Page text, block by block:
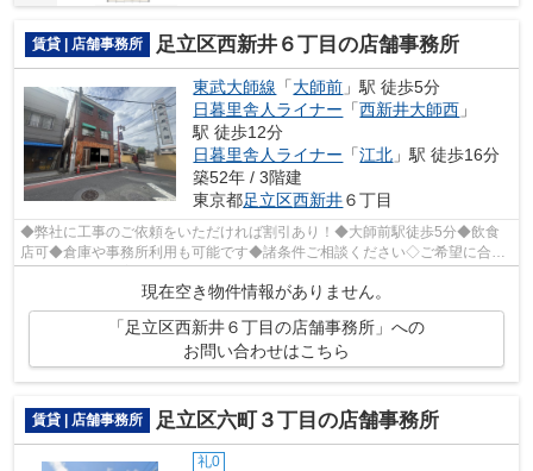
賃貸 | 店舗事務所 足立区西新井６丁目の店舗事務所
東武大師線 「大師前 」駅 徒歩5分
日暮里舎人ライナー 「西新井大師西 」
駅 徒歩12分
日暮里舎人ライナー 「江北 」駅 徒歩16分
築52年 / 3階建
東京都足立区西新井６丁目
◆弊社に工事のご依頼をいただければ割引あり！◆大師前駅徒歩5分◆飲食
店可◆倉庫や事務所利用も可能です◆諸条件ご相談ください◇ご希望に合わ
現在空き物件情報がありません。
「足立区西新井６丁目の店舗事務所」への
お問い合わせはこちら
賃貸 | 店舗事務所 足立区六町３丁目の店舗事務所
礼0